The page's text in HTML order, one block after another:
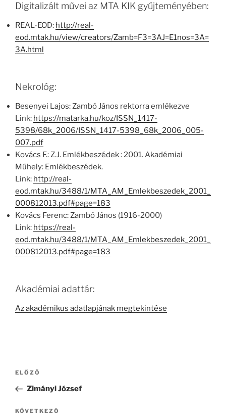
Digitalizált művei az MTA KIK gyűjteményében:
REAL-EOD: http://real-
eod.mtak.hu/view/creators/Zamb=F3=3AJ=E1nos=3A=
3A.html
Nekrológ:
Besenyei Lajos: Zambó János rektorra emlékezve
Link: https://matarka.hu/koz/ISSN_1417-
5398/68k_2006/ISSN_1417-5398_68k_2006_005-
007.pdf
Kovács F.: Z.J. Emlékbeszédek : 2001. Akadémiai
Műhely: Emlékbeszédek.
Link: http://real-
eod.mtak.hu/3488/1/MTA_AM_Emlekbeszedek_2001_
000812013.pdf#page=183
Kovács Ferenc: Zambó János (1916-2000)
Link: https://real-
eod.mtak.hu/3488/1/MTA_AM_Emlekbeszedek_2001_
000812013.pdf#page=183
Akadémiai adattár:
Az akadémikus adatlapjának megtekintése
Bejegyzés
Korábbi
bejegyzés
ELŐZŐ
Zimányi József
Következő
KÖVETKEZŐ